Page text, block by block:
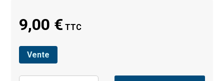
9,00 € TTC
Vente